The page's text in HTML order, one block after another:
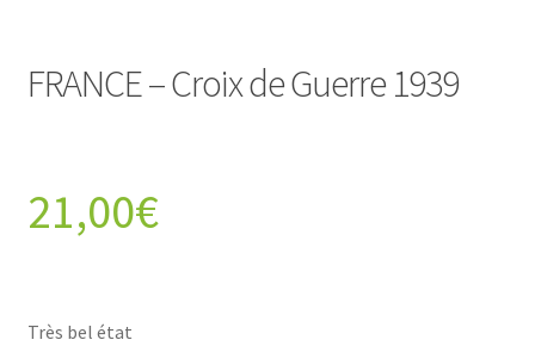
FRANCE – Croix de Guerre 1939
21,00€
Très bel état